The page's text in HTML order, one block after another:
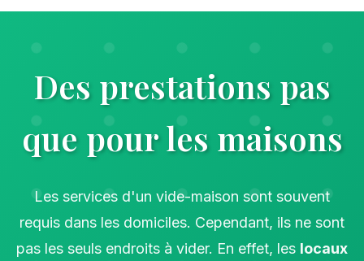
Des prestations pas
que pour les maisons
Les services d'un vide-maison sont souvent
requis dans les domiciles. Cependant, ils ne sont
pas les seuls endroits à vider. En effet, les locaux